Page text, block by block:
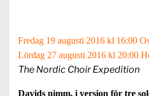
Fredag 19 augusti 2016 kl 16:00
Lördag 27 augusti 2016 kl 20:00
The Nordic Choir Expedition
Davids nimm, i version för tre